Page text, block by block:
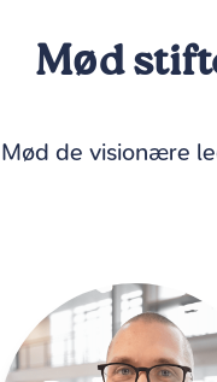
Mød
Mød de visionære